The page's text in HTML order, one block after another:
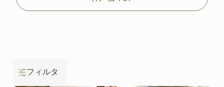
フィルタ